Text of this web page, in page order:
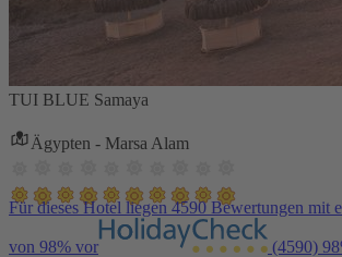
TUI BLUE Samaya
Ägypten - Marsa Alam
Für dieses Hotel liegen 4590 Bewertungen mit
von 98% vor (4590)